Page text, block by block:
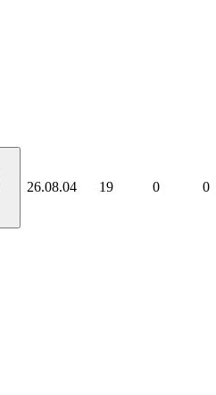
26.08.04 19 0 0